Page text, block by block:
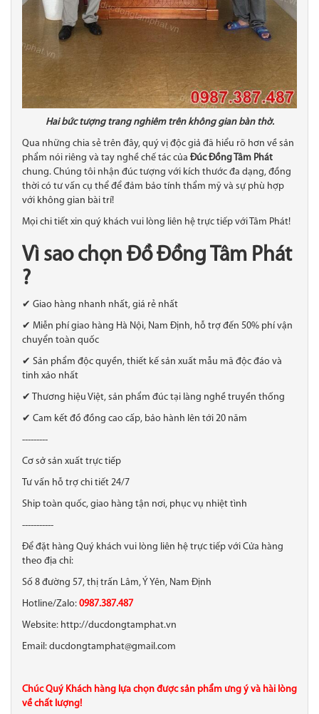
Hai bức tượng trang nghiêm trên không gian bàn thờ.
Qua những chia sẻ trên đây, quý vị độc giả đã hiểu rõ hơn về sản
phẩm nói riêng và tay nghề chế tác của Đúc Đồng Tâm Phát
chung. Chúng tôi nhận đúc tượng với kích thước đa dạng, đồng
thời có tư vấn cụ thể để đảm bảo tính thẩm mỹ và sự phù hợp
với không gian bài trí!
Mọi chi tiết xin quý khách vui lòng liên hệ trực tiếp với Tâm Phát!
Vì sao chọn Đồ Đồng Tâm Phát
?
✔ Giao hàng nhanh nhất, giá rẻ nhất
✔ Miễn phí giao hàng Hà Nội, Nam Định, hỗ trợ đến 50% phí vận
chuyển toàn quốc
✔ Sản phẩm độc quyền, thiết kế sản xuất mẫu mã độc đáo và
tinh xảo nhất
✔ Thương hiệu Việt, sản phẩm đúc tại làng nghề truyền thống
✔ Cam kết đồ đồng cao cấp, bảo hành lên tới 20 năm
---------
Cơ sở sản xuất trực tiếp
Tư vấn hỗ trợ chi tiết 24/7
Ship toàn quốc, giao hàng tận nơi, phục vụ nhiệt tình
-----------
Để đặt hàng Quý khách vui lòng liên hệ trực tiếp với Cửa hàng
theo địa chỉ:
Số 8 đường 57, thị trấn Lâm, Ý Yên, Nam Định
Hotline/Zalo: 0987.387.487
Website: http://ducdongtamphat.vn
Email: ducdongtamphat@gmail.com
Chúc Quý Khách hàng lựa chọn được sản phẩm ưng ý và hài lòng
về chất lượng!